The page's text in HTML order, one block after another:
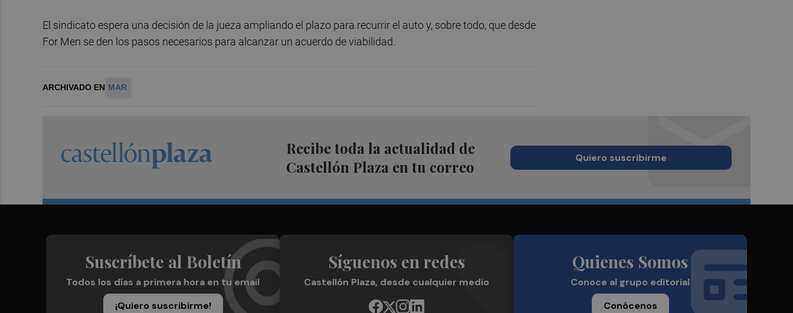
El sindicato espera una decisión de la jueza ampliando el plazo para recurrir el auto y, sobre todo, que desde
For Men se den los pasos necesarios para alcanzar un acuerdo de viabilidad.
ARCHIVADO EN MAR
Recibe toda la actualidad de
Castellón Plaza en tu correo
Quiero suscribirme
Suscríbete al Boletín
Todos los días a primera hora en tu email
¡Quiero suscribirme!
Síguenos en redes
Castellón Plaza, desde cualquier medio
Quienes Somos
Conoce al grupo editorial
Conócenos